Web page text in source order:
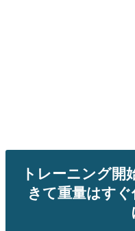
トレーニング開
きて重量はす